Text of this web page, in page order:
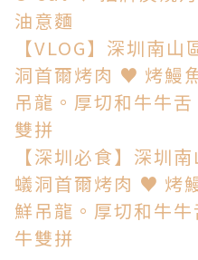
油意麵
【VLOG】深圳南
洞首爾烤肉 ♥ 烤鰻
吊龍。厚切和牛牛
雙拼
【深圳必食】深圳
蟻洞首爾烤肉 ♥ 烤
鮮吊龍。厚切和牛
牛雙拼